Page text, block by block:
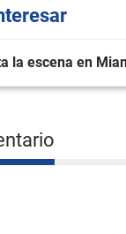
la escena en